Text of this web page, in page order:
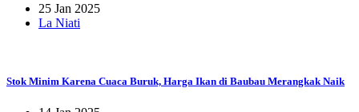
25 Jan 2025
La Niati
Stok Minim Karena Cuaca Buruk, Harga Ikan di Baubau Merangkak Naik